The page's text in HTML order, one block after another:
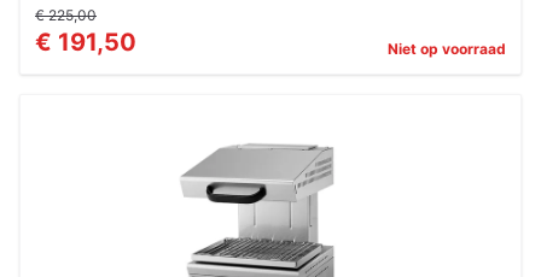
€ 225,00
€ 191,50 Niet op voorraad